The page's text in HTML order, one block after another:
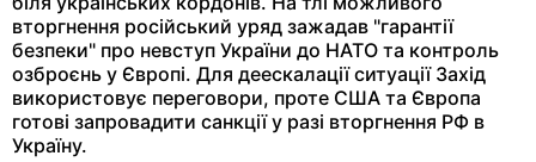
вторгнення російський уряд зажадав "гарантії
безпеки" про невступ України до НАТО та контроль
озброєнь у Європі. Для деескалації ситуації Захід
використовує переговори, проте США та Європа
готові запровадити санкції у разі вторгнення РФ в
Україну.